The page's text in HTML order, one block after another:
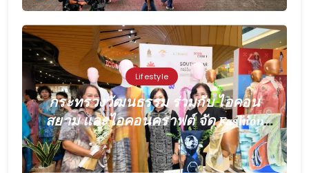
Lifestyle
กระทรวงวัฒนธรรม ร่วมกับ ไอคอน
สยาม และไอคอนคราฟต์ จัด Fashion
Show Live “SOUTHWEAR relive 2026”
ต่อยอดทุนวัฒนธรรมสู่แฟชั่นร่วมสมัย